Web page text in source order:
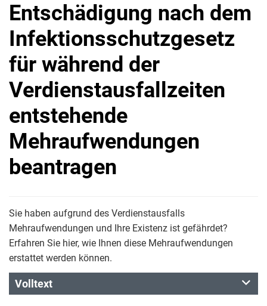
Entschädigung nach dem
Infektionsschutzgesetz
für während der
Verdienstausfallzeiten
entstehende
Mehraufwendungen
beantragen
Sie haben aufgrund des Verdienstausfalls
Mehraufwendungen und Ihre Existenz ist gefährdet?
Erfahren Sie hier, wie Ihnen diese Mehraufwendungen
erstattet werden können.
Volltext